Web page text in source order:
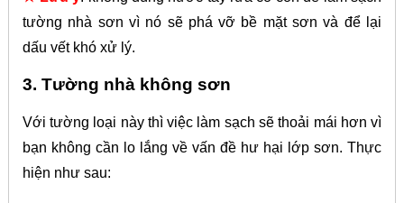
tường nhà sơn vì nó sẽ phá vỡ bề mặt sơn và để lại
dấu vết khó xử lý.
3. Tường nhà không sơn
Với tường loại này thì việc làm sạch sẽ thoải mái hơn vì
bạn không cần lo lắng về vấn đề hư hại lớp sơn.Thực
hiện như sau: